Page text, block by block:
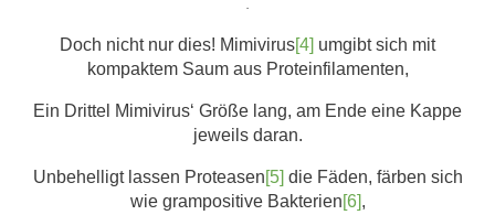
Doch nicht nur dies! Mimivirus[4] umgibt sich mit
kompaktem Saum aus Proteinfilamenten,
Ein Drittel Mimivirus‘ Größe lang, am Ende eine Kappe
jeweils daran.
Unbehelligt lassen Proteasen[5] die Fäden, färben sich
wie grampositive Bakterien[6],